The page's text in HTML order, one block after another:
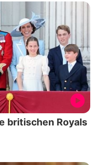
britischen Royals